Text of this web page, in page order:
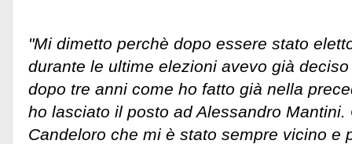
"Mi dimetto perchè dopo essere stato
durante le ultime elezioni avevo già
dopo tre anni come ho fatto già nella
ho lasciato il posto ad Alessandro Mantini.
Candeloro che mi è stato sempre vicino e